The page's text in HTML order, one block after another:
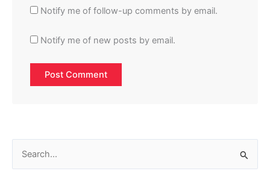
Notify me of follow-up comments by email.
Notify me of new posts by email.